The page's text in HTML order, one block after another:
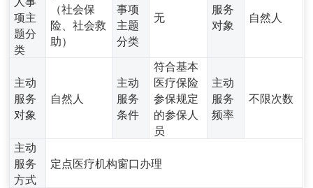
项主
题分
类
（社会保
险、社会救
助）
事项
主题
分类
无
服务
对象
自然人
主动
服务
对象
自然人
主动
服务
条件
符合基本
医疗保险
参保规定
的参保人
员
主动
服务
频率
不限次数
主动
服务
方式
定点医疗机构窗口办理